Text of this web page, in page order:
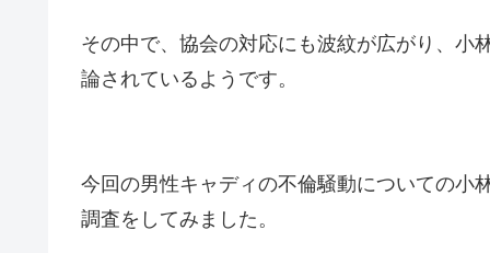
その中で、協会の対応にも波紋が広がり、小
論されているようです。
今回の男性キャディの不倫騒動についての小
調査をしてみました。